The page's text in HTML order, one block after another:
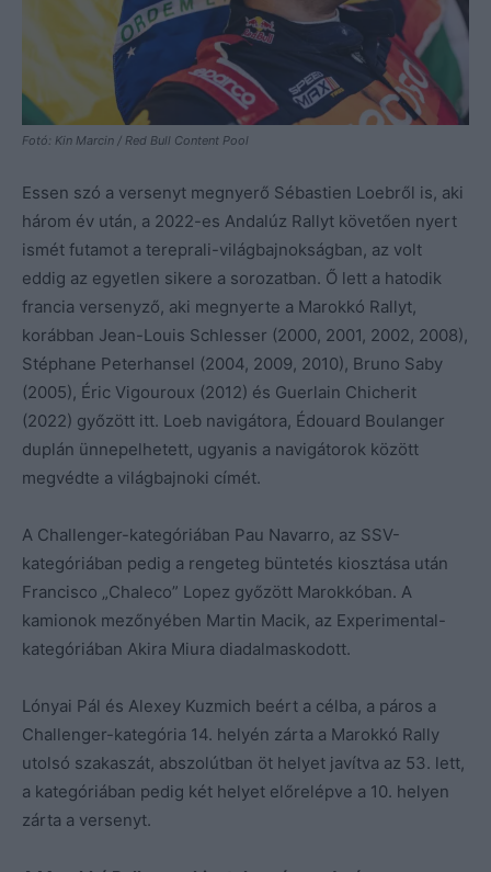
Fotó: Kin Marcin / Red Bull Content Pool
Essen szó a versenyt megnyerő Sébastien Loebről is, aki
három év után, a 2022-es Andalúz Rallyt követően nyert
ismét futamot a tereprali-világbajnokságban, az volt
eddig az egyetlen sikere a sorozatban. Ő lett a hatodik
francia versenyző, aki megnyerte a Marokkó Rallyt,
korábban Jean-Louis Schlesser (2000, 2001, 2002, 2008),
Stéphane Peterhansel (2004, 2009, 2010), Bruno Saby
(2005), Éric Vigouroux (2012) és Guerlain Chicherit
(2022) győzött itt. Loeb navigátora, Édouard Boulanger
duplán ünnepelhetett, ugyanis a navigátorok között
megvédte a világbajnoki címét.
A Challenger-kategóriában Pau Navarro, az SSV-
kategóriában pedig a rengeteg büntetés kiosztása után
Francisco „Chaleco” Lopez győzött Marokkóban. A
kamionok mezőnyében Martin Macik, az Experimental-
kategóriában Akira Miura diadalmaskodott.
Lónyai Pál és Alexey Kuzmich beért a célba, a páros a
Challenger-kategória 14. helyén zárta a Marokkó Rally
utolsó szakaszát, abszolútban öt helyet javítva az 53. lett,
a kategóriában pedig két helyet előrelépve a 10. helyen
zárta a versenyt.